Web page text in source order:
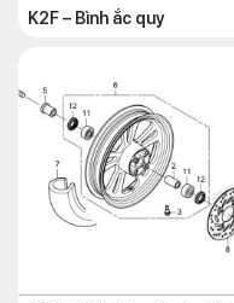
K2F – Bình ắc quy